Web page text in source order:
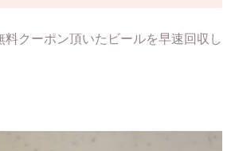
料クーポン頂いたビールを早速回収し